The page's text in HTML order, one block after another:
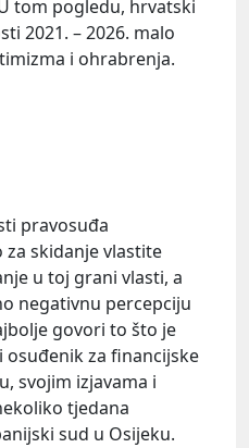
tom pogledu, hrvatski
2021. – 2026. malo
i ohrabrenja.
pravosuđa
za skidanje vlastite
u toj grani vlasti, a
negativnu percepciju
govori to što je
osuđenik za financijske
svojim izjavama i
tjedana
sud u Osijeku.